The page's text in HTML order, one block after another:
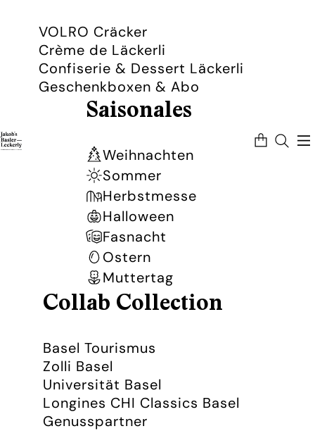
VOLRO Cräcker
Crème de Läckerli
Confiserie & Dessert Läckerli
Geschenkboxen & Abo
Saisonales
Weihnachten
Sommer
Herbstmesse
Halloween
Fasnacht
Ostern
Muttertag
Collab Collection
Basel Tourismus
Zolli Basel
Universität Basel
Longines CHI Classics Basel
Genusspartner
Artikel
im
Warenkorb